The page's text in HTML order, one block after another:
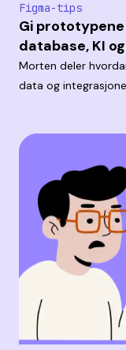
Figma-tips
Gi prototypene
database, KI
Morten deler
data og